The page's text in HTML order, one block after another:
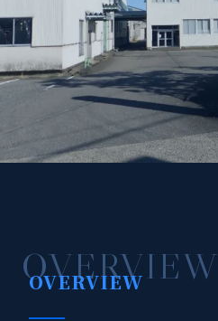
OVERVIEW
OVERVIEW